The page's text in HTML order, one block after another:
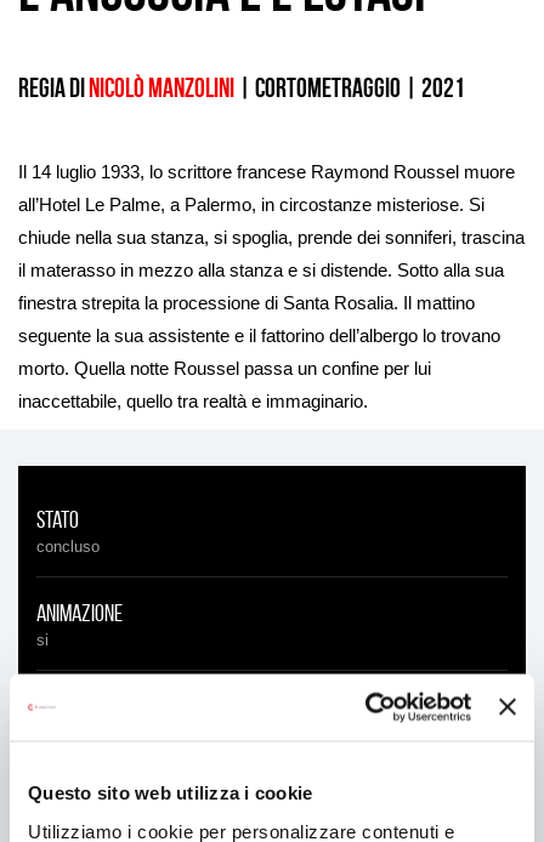
Questo sito web utilizza i cookie
Utilizziamo i cookie per personalizzare contenuti e
Regia diNicolò Manzolini | cortometraggio | 2021
Il 14 luglio 1933, lo scrittore francese Raymond Roussel muore
all’Hotel Le Palme, a Palermo, in circostanze misteriose. Si
chiude nella sua stanza, si spoglia, prende dei sonniferi, trascina
il materasso in mezzo alla stanza e si distende. Sotto alla sua
finestra strepita la processione di Santa Rosalia. Il mattino
seguente la sua assistente e il fattorino dell’albergo lo trovano
morto. Quella notte Roussel passa un confine per lui
inaccettabile, quello tra realtà e immaginario.
Stato
concluso
Animazione
si
Regia
Produzione
Kilowatt Soc. Coop./Bo Film S.r.l./Ikki Films/Innervisions